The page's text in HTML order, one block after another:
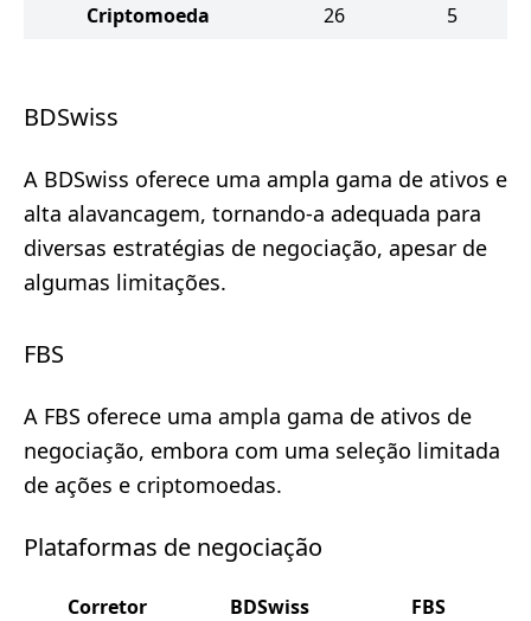
Criptomoeda
26 5
BDSwiss
A BDSwiss oferece uma ampla gama de ativos e
alta alavancagem, tornando-a adequada para
diversas estratégias de negociação, apesar de
algumas limitações.
FBS
A FBS oferece uma ampla gama de ativos de
negociação, embora com uma seleção limitada
de ações e criptomoedas.
Plataformas de negociação
Corretor BDSwiss
FBS